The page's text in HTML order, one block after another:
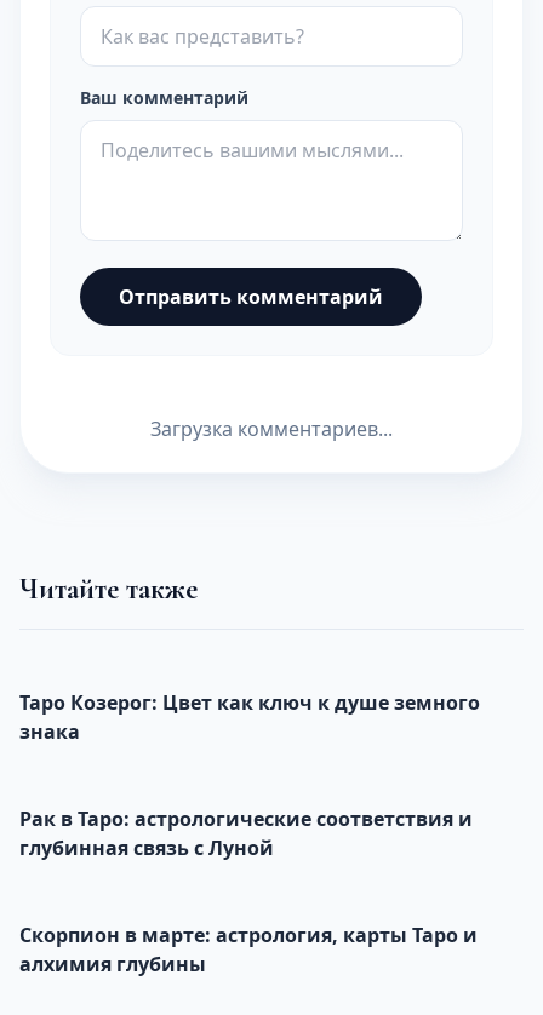
Ваш комментарий
Отправить комментарий
Загрузка комментариев...
Читайте также
Таро Козерог: Цвет как ключ к душе земного
знака
Рак в Таро: астрологические соответствия и
глубинная связь с Луной
Скорпион в марте: астрология, карты Таро и
алхимия глубины